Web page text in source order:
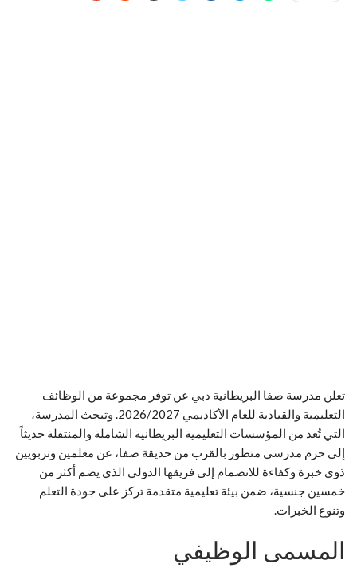
تعلن مدرسة صفا البريطانية دبي عن توفر مجموعة من الوظائف
التعليمية والقيادية للعام الأكاديمي 2026/2027. وتبحث المدرسة،
التي تُعد من المؤسسات التعليمية البريطانية الشاملة والمنتقلة حديثاً
إلى حرم مدرسي متطور بالقرب من حديقة صفا، عن معلمين وتربويين
ذوي خبرة وكفاءة للانضمام إلى فريقها الدولي الذي يضم أكثر من
خمسين جنسية، ضمن بيئة تعليمية متقدمة تركز على جودة التعلم
وتنوع الخبرات.
المسمى الوظيفي